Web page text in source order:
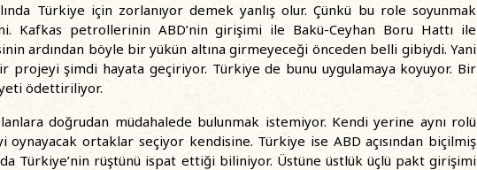
Türkiye için zorlanıyor demek yanlış olur. Çünkü bu role soyunmak
Kafkas petrollerinin ABD’nin girişimi ile Bakü-Ceyhan Boru Hattı ile
ardından böyle bir yükün altına girmeyeceği önceden belli gibiydi. Yani
projeyi şimdi hayata geçiriyor. Türkiye de bunu uygulamaya koyuyor. Bir
ödettiriliyor.
doğrudan müdahalede bulunmak istemiyor. Kendi yerine aynı rolü
oynayacak ortaklar seçiyor kendisine. Türkiye ise ABD açısından biçilmiş
Türkiye’nin rüştünü ispat ettiği biliniyor. Üstüne üstlük üçlü pakt girişimi